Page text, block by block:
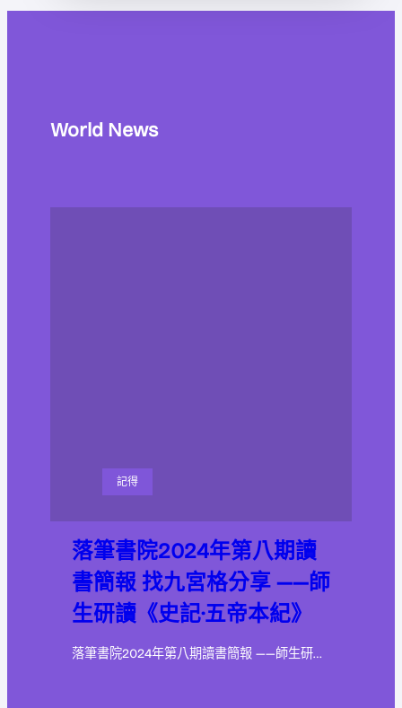
World News
記得
落筆書院2024年第八期讀
書簡報 找九宮格分享 ——師
生研讀《史記·五帝本紀》
落筆書院2024年第八期讀書簡報 ——師生研…